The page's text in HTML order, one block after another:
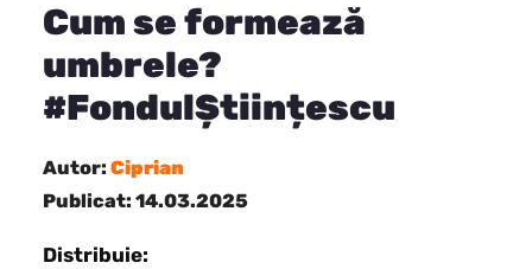
Cum se formează
umbrele?
#FondulȘtiințescu
Autor: Ciprian
Publicat: 14.03.2025
Distribuie: